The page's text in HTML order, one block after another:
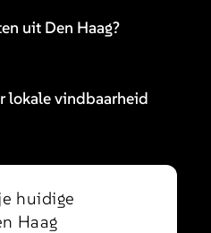
uit Den Haag?
lokale vindbaarheid
huidige
Haag